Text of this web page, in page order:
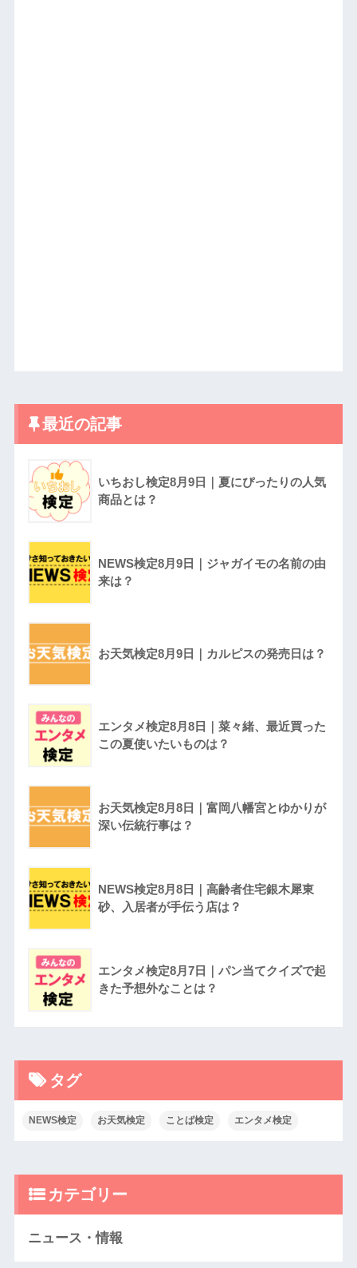
最近の記事
いちおし検定8月9日｜夏にぴったりの人気
商品とは？
NEWS検定8月9日｜ジャガイモの名前の由
来は？
お天気検定8月9日｜カルピスの発売日は？
エンタメ検定8月8日｜菜々緒、最近買った
この夏使いたいものは？
お天気検定8月8日｜富岡八幡宮とゆかりが
深い伝統行事は？
NEWS検定8月8日｜高齢者住宅銀木犀東
砂、入居者が手伝う店は？
エンタメ検定8月7日｜パン当てクイズで起
きた予想外なことは？
タグ
NEWS検定 お天気検定 ことば検定 エンタメ検定
カテゴリー
ニュース・情報